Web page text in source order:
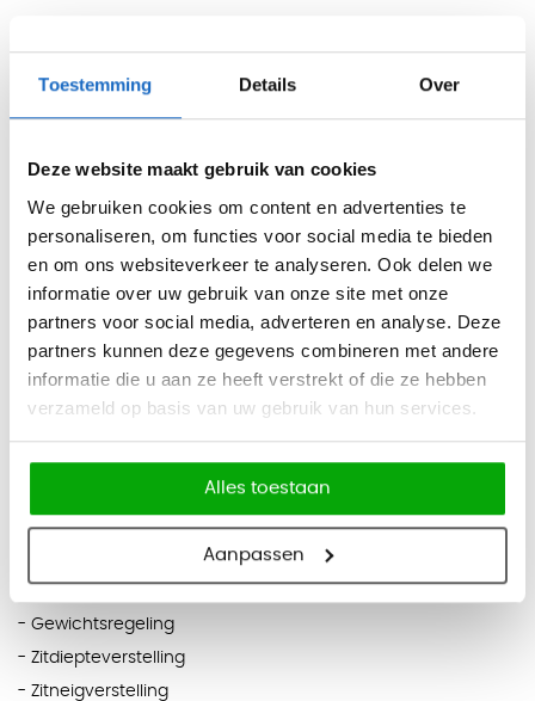
Toestemming Details Over
Deze website maakt gebruik van cookies
We gebruiken cookies om content en advertenties te
personaliseren, om functies voor social media te bieden
en om ons websiteverkeer te analyseren. Ook delen we
informatie over uw gebruik van onze site met onze
partners voor social media, adverteren en analyse. Deze
partners kunnen deze gegevens combineren met andere
informatie die u aan ze heeft verstrekt of die ze hebben
verzameld op basis van uw gebruik van hun services.
Alles toestaan
Aanpassen
- Neon 2 met Wielen (zithoogte 450-620 mm)
- Neon 3 met Glijders en opstaphulp (zithoogte 590-870
mm)
Bekledingen:
- Flexband : Happy orange, Mars green, Cool grey, Ocean
blue
- Bekleding: Zwart, Blauw of Grijs
Functies:
- Synchroontechniek (optioneel)
- Gewichtsregeling
- Zitdiepteverstelling
- Zitneigverstelling